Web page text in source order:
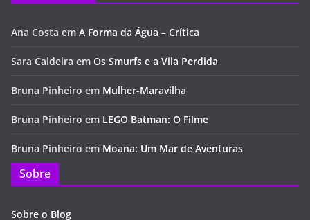
Ana Costa em A Forma da Água – Crítica
Sara Caldeira em Os Smurfs e a Vila Perdida
Bruna Pinheiro em Mulher-Maravilha
Bruna Pinheiro em LEGO Batman: O Filme
Bruna Pinheiro em Moana: Um Mar de Aventuras
Sobre
Sobre o Blog